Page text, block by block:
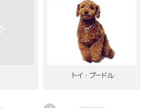
トイ・プードル